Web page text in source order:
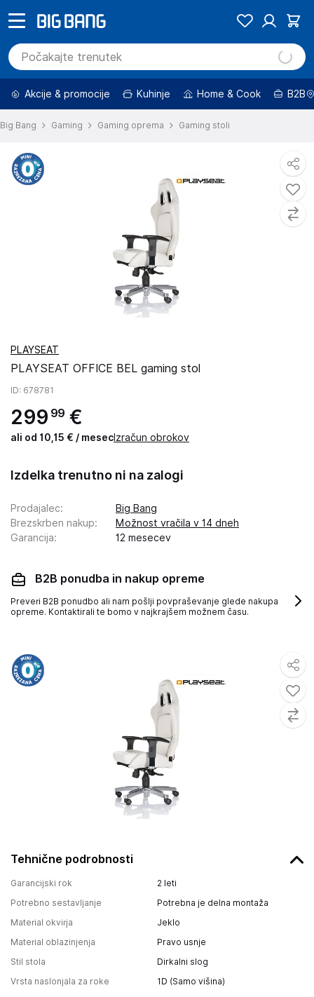
Akcije & promocije Kuhinje Home & Cook B2B
Big Bang Gaming Gaming oprema Gaming stoli
Tehnične podrobnosti
Garancijski rok
2 leti
Potrebno sestavljanje
Potrebna je delna montaža
Material okvirja
Jeklo
Material oblazinjenja
Pravo usnje
Stil stola
Dirkalni slog
Vrsta naslonjala za roke
1D (Samo višina)
PLAYSEAT
PLAYSEAT OFFICE BEL gaming stol
ID: 678781
299 99 €
ali od 10,15 € / mesec Izračun obrokov
Izdelka trenutno ni na zalogi
Prodajalec:
Big Bang
Brezskrben nakup:
Možnost vračila v 14 dneh
Garancija: 12 mesecev
B2B ponudba in nakup opreme
Preveri B2B ponudbo ali nam pošlji povpraševanje glede nakupa
opreme. Kontaktirali te bomo v najkrajšem možnem času.